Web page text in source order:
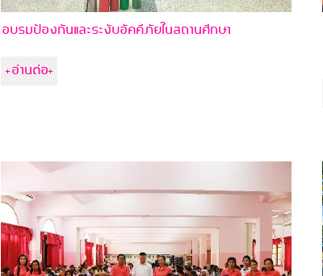
อบรมป้องกันและระงับอัคคีภัยในสถานศึกษา
+อ่านต่อ+